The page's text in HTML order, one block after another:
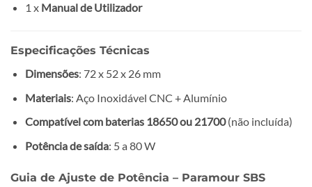
1 x Manual de Utilizador
Especificações Técnicas
Dimensões: 72 x 52 x 26 mm
Materiais: Aço Inoxidável CNC + Alumínio
Compatível com baterias 18650 ou 21700(não incluída)
Potência de saída: 5 a 80 W
Guia de Ajuste de Potência – Paramour SBS